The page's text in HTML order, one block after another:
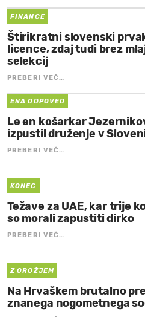
FINANCE
Štirikratni slovenski
licence, zdaj tudi brez
selekcij
PREBERI VEČ…
ENA ODPOVED
Le en košarkar
izpustil druženje v
PREBERI VEČ…
KONEC
Težave za UAE, kar trije
so morali zapustiti dirko
PREBERI VEČ…
Z OROŽJEM
Na Hrvaškem brutalno
znanega nogometnega